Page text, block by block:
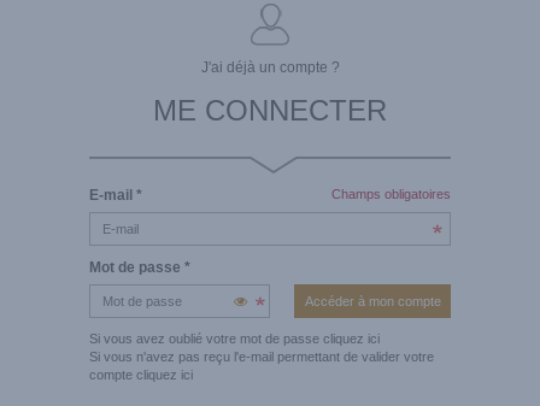
J'ai déjà un compte ?
ME CONNECTER
Champs obligatoires
E-mail *
Mot de passe *
Si vous avez oublié votre mot de passe cliquez ici
Si vous n'avez pas reçu l'e-mail permettant de valider votre
compte cliquez ici